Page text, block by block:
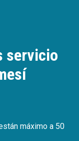
servicio
máximo a 50